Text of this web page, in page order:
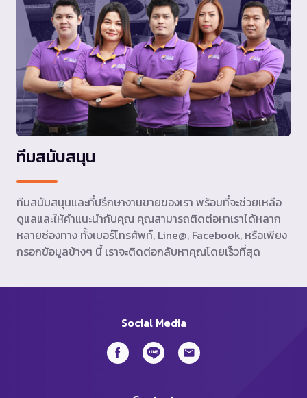
ทีมสนับสนุน
ทีมสนับสนุนและที่ปรึกษางานขายของเรา พร้อมที่จะช่วยเหลือ
ดูแลและให้คำแนะนำกับคุณ คุณสามารถติดต่อหาเราได้หลาก
หลายช่องทาง ทั้งเบอร์โทรศัพท์, Line@, Facebook, หรือเพียง
กรอกข้อมูลข้างๆ นี้ เราจะติดต่อกลับหาคุณโดยเร็วที่สุด
Social Media